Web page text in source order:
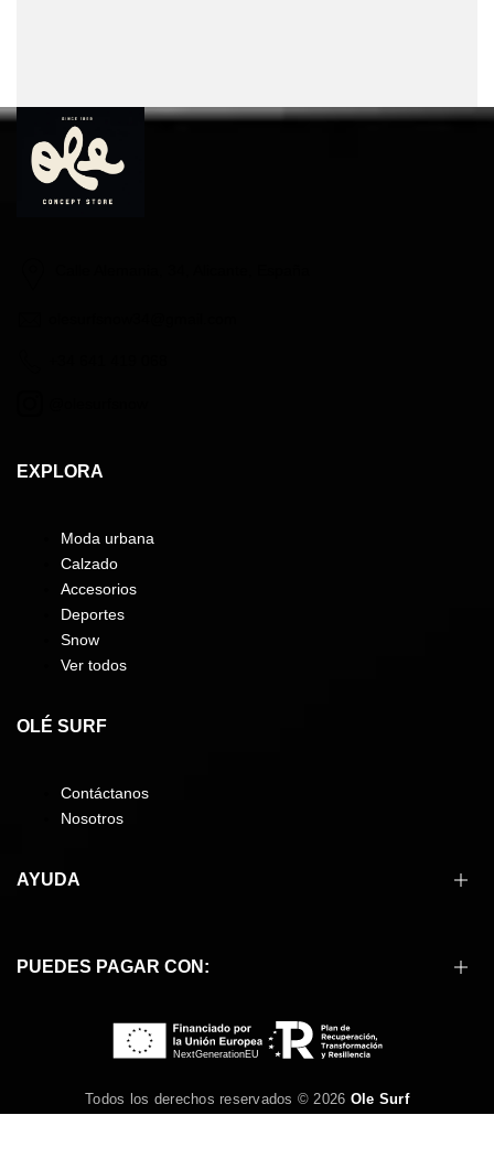
EXPLORA
Moda urbana
Calzado
Accesorios
Deportes
Snow
Ver todos
OLÉ SURF
Contáctanos
Nosotros
AYUDA
Cómo comprar
Devoluciones
Preguntas frecuentes
Condiciones de compra
Aviso legal
PUEDES PAGAR CON:
Todos los derechos reservados © 2026 Ole Surf